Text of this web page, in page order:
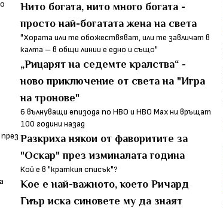
Нито богата, нито много богата -
просто най-богатата жена на света
"Хората или те обожествяват, или те завличат в
калта – в общи линии е едно и също"
„Рицарят на седемте кралства“ -
ново приключение от света на "Игра
на тронове"
6 вълнуващи епизода по HBO и HBO Max ни връщат
100 години назад
Разкриха някои от фаворитите за
"Оскар" през изминалата година
Кой е в "краткия списък"?
Кое е най-важното, което Ричард
Гиър иска синовете му да знаят